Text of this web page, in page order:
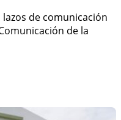
de comunicación
de la